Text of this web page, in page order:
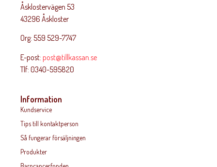
Åsklostervägen 53
43296 Åskloster
Org: 559 529-7747
E-post: post@tillkassan.se
Tlf: 0340-595820
Information
Kundservice
Tips till kontaktperson
Så fungerar försäljningen
Produkter